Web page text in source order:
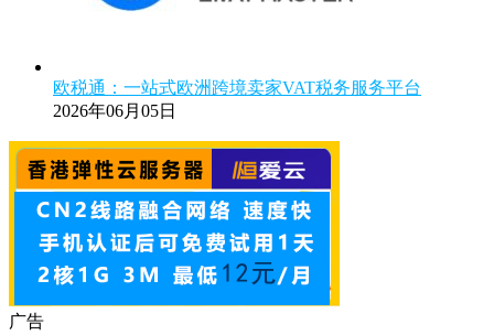
欧税通：一站式欧洲跨境卖家VAT税务服务平台
2026年06月05日
广告